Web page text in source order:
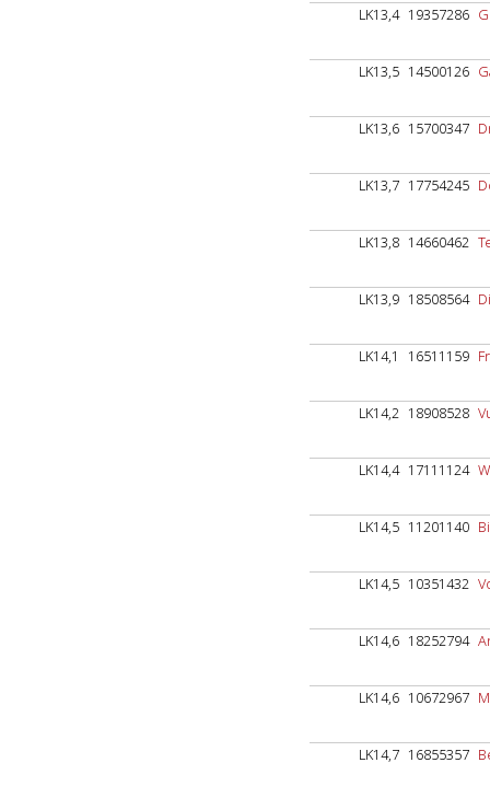
LK13,4 19357286
LK13,5 14500126
LK13,6 15700347
LK13,7 17754245
LK13,8 14660462
LK13,9 18508564
LK14,1 16511159
LK14,2 18908528
LK14,4 17111124
LK14,5 11201140
LK14,5 10351432
LK14,6 18252794
LK14,6 10672967
LK14,7 16855357